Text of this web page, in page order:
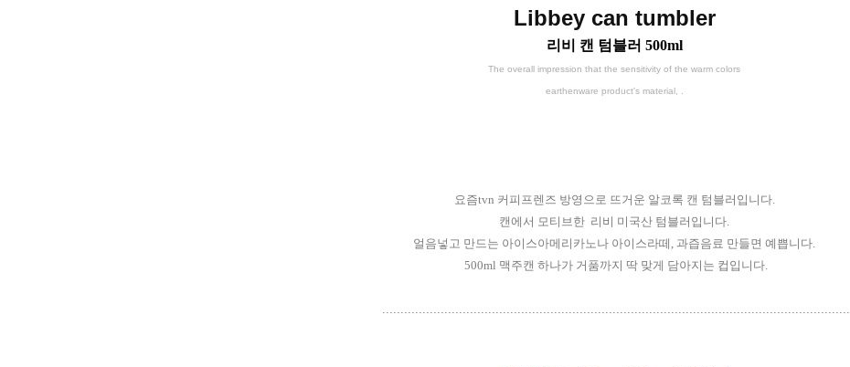
Libbey can tumbler
리비 캔 텀블러 500ml
The overall impression that the sensitivity of the warm colors
earthenware product's material, .
요즘tvn 커피프렌즈 방영으로 뜨거운 알코록 캔 텀블러입니다.
캔에서 모티브한 리비 미국산 텀블러입니다.
얼음넣고 만드는 아이스아메리카노나 아이스라떼, 과즙음료 만들면 예쁩니다.
500ml 맥주캔 하나가 거품까지 딱 맞게 담아지는 컵입니다.
................................................................................................................................